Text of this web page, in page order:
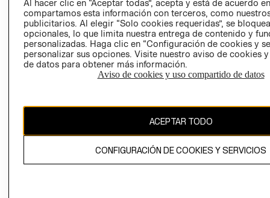
Ecuador ($)
CAMBIAR REGIÓN
El contenido de esta página web está protegido por copyright y es
Al hacer clic en “Aceptar todas”, acepta y está de acuerdo
compartamos esta información con terceros, como
publicitarios. Al elegir “Solo cookies requeridas”, se
opcionales, lo que limita nuestra entrega de contenido y
personalizadas. Haga clic en “Configuración de cookies y
personalizar sus opciones. Visite nuestro aviso de cookies
de datos para obtener más información.
Aviso de cookies y uso compartido de datos
ACEPTAR TODO
CONFIGURACIÓN DE COOKIES Y SERVICIOS